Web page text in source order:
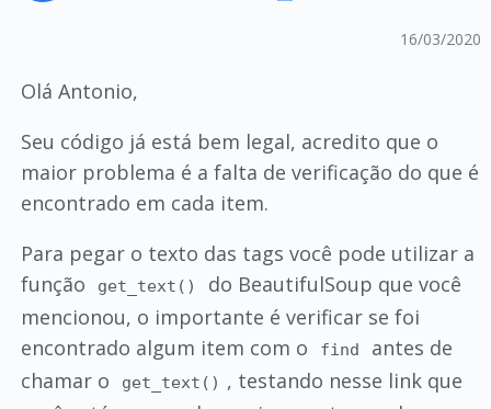
16/03/2020
Olá Antonio,
Seu código já está bem legal, acredito que o
maior problema é a falta de verificação do que é
encontrado em cada item.
Para pegar o texto das tags você pode utilizar a
função
get_text()
do BeautifulSoup que você
mencionou, o importante é verificar se foi
encontrado algum item com o
find
antes de
chamar o
get_text() , testando nesse link que